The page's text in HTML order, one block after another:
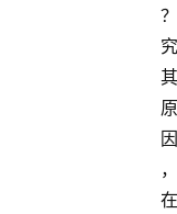
？
究
其
原
因
，
在